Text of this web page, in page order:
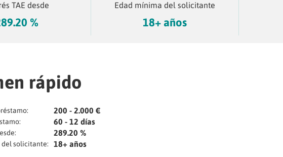
TAE desde
%
Edad mínima del solicitante
18+ años
rápido
200 - 2.000 €
60 - 12 días
289.20 %
del solicitante: 18+ años